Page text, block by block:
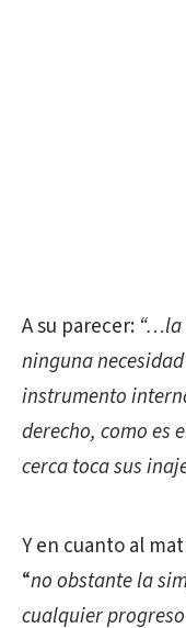
A su parecer: “…la
ninguna
instrumento
derecho, como es
cerca toca sus
Y en cuanto al
“no obstante la
cualquier